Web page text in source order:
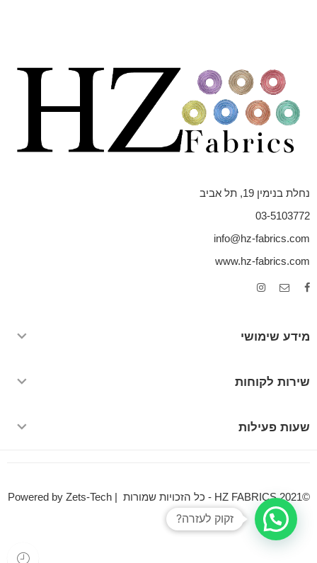
נחלת בנימין 19, תל אביב
03-5103772
info@hz-fabrics.com
www.hz-fabrics.com
מידע שימושי
שירות לקוחות
שעות פעילות
©HZ FABRICS 2021 - כל הזכויות שמורות | Powered by Zets-Tech
זקוק לעזרה?